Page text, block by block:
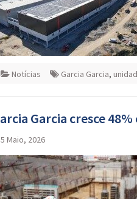
Notícias Garcia Garcia,
Garcia cresce
5 Maio, 2026